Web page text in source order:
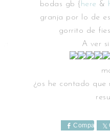
bodas gb { here &
granja por lo de
gorrito de
A ver
¿os he contado
Comparte